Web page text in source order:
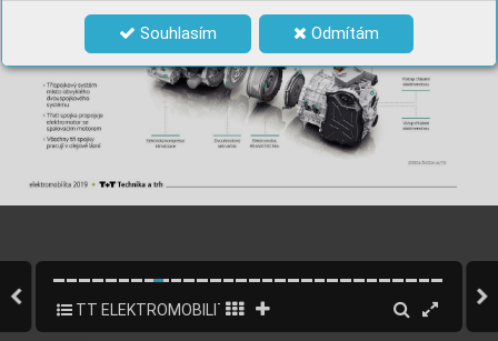
Souhlasím Odmítám
TT ELEKTROMOBILITA speciál 2019